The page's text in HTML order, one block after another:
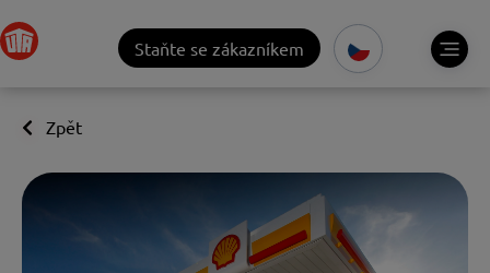
Staňte se zákazníkem
Zpět